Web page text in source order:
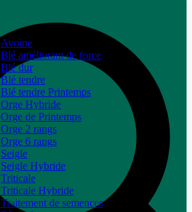
Avoine
Blé améliorant de force
Blé dur
Blé tendre
Blé tendre Printemps
Orge Hybride
Orge de Printemps
Orge 2 rangs
Orge 6 rangs
Seigle
Seigle Hybride
Triticale
Triticale Hybride
Traitement de semences